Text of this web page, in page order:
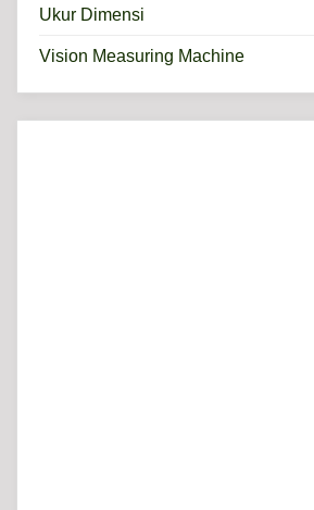
Ukur Dimensi
Vision Measuring Machine